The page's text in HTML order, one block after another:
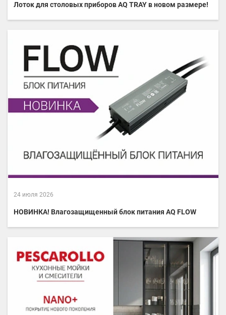
Лоток для столовых приборов AQ TRAY в новом размере!
24 июля 2026
НОВИНКА! Влагозащищенный блок питания AQ FLOW